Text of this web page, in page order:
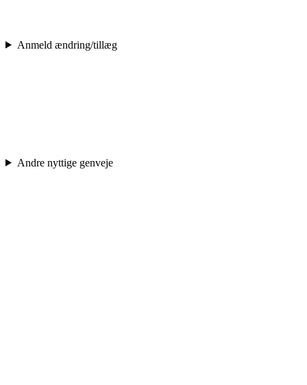
Anmeld ændring/tillæg
Andre nyttige genveje